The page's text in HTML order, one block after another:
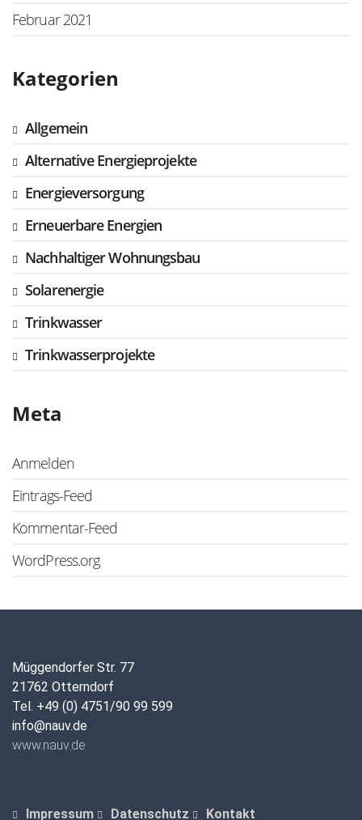
Februar 2021
Kategorien
Allgemein
Alternative Energieprojekte
Energieversorgung
Erneuerbare Energien
Nachhaltiger Wohnungsbau
Solarenergie
Trinkwasser
Trinkwasserprojekte
Meta
Anmelden
Eintrags-Feed
Kommentar-Feed
WordPress.org
Müggendorfer Str. 77
21762 Otterndorf
Tel. +49 (0) 4751/90 99 599
info@nauv.de
www.nauv.de
Impressum Datenschutz Kontakt